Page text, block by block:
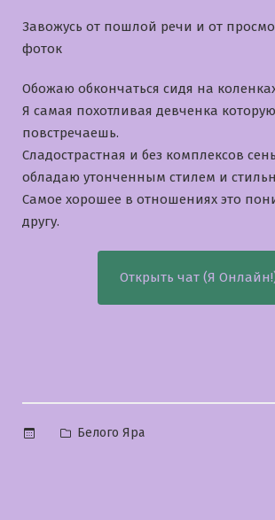
Завожусь от пошлой речи и от
фоток
Обожаю обкончаться сидя на
Я самая похотливая девченка
повстречаешь.
Cладострастная и без комплексов
обладаю утонченным стилем и
Самое хорошее в отношениях это
другу.
Открыть чат (Я
Опубликовано
Белого Яра